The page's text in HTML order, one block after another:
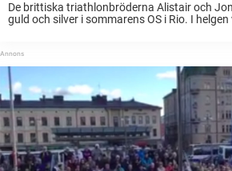
De brittiska triathlonbröderna Alistair och
guld och silver i sommarens OS i Rio. I